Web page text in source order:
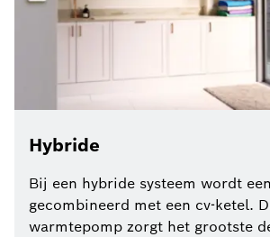
Hybride
Bij een hybride systeem wordt
gecombineerd met een cv-ketel.
warmtepomp zorgt het grootste